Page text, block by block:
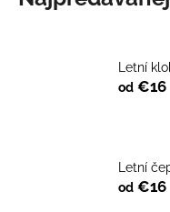
Letní
od €16
Letní
od €16
ť